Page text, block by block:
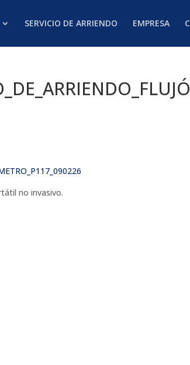
SERVICIO DE ARRIENDO EMPRESA
no invasivo.